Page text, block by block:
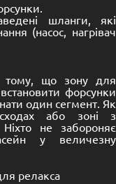
шланги, які
(насос, нагрівач
тому, що зону для
форсунки
один сегмент. Як
або зоні з
не забороняє
у величезну